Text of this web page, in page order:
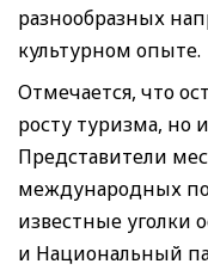
разнообразных
культурном опыте.
Отмечается, что
росту туризма, но
Представители
международных
известные уголки
и Национальный